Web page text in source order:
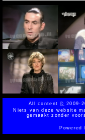
All content© 2009-
Niets van deze website
gemaakt zonder